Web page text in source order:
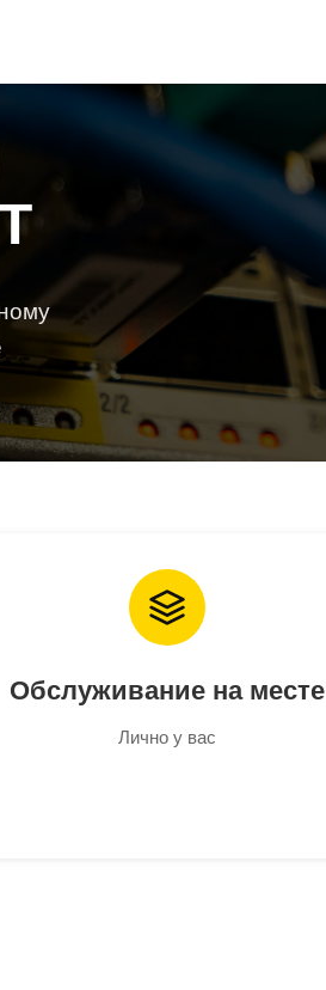
Обслуживание на месте
Лично у вас